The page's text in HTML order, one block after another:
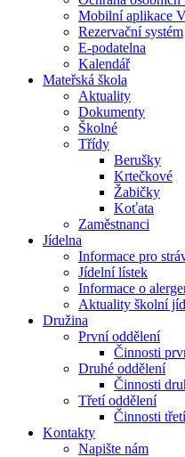
Mobilní aplikace
Rezervační systém
E-podatelna
Kalendář
Mateřská škola
Aktuality
Dokumenty
Školné
Třídy
Berušky
Krtečkové
Žabičky
Koťata
Zaměstnanci
Jídelna
Informace pro
Jídelní lístek
Informace o
Aktuality školní
Družina
První oddělení
Činnosti
Druhé oddělení
Činnosti
Třetí oddělení
Činnosti
Kontakty
Napište nám